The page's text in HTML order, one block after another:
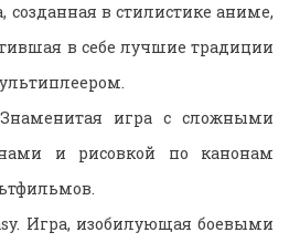
созданная в стилистике аниме,
в себе лучшие традиции
игра с сложными
и рисовкой по канонам
Игра, изобилующая боевыми